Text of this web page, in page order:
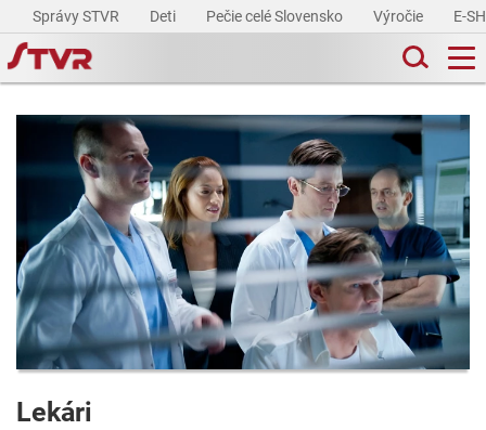
Správy STVR Deti Pečie celé Slovensko Výročie E-
Lekári